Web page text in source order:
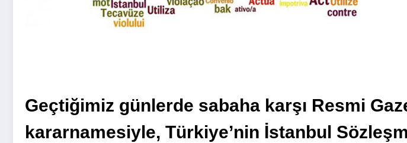
Geçtiğimiz günlerde sabaha karşı Resmi
kararnamesiyle, Türkiye’nin İstanbul